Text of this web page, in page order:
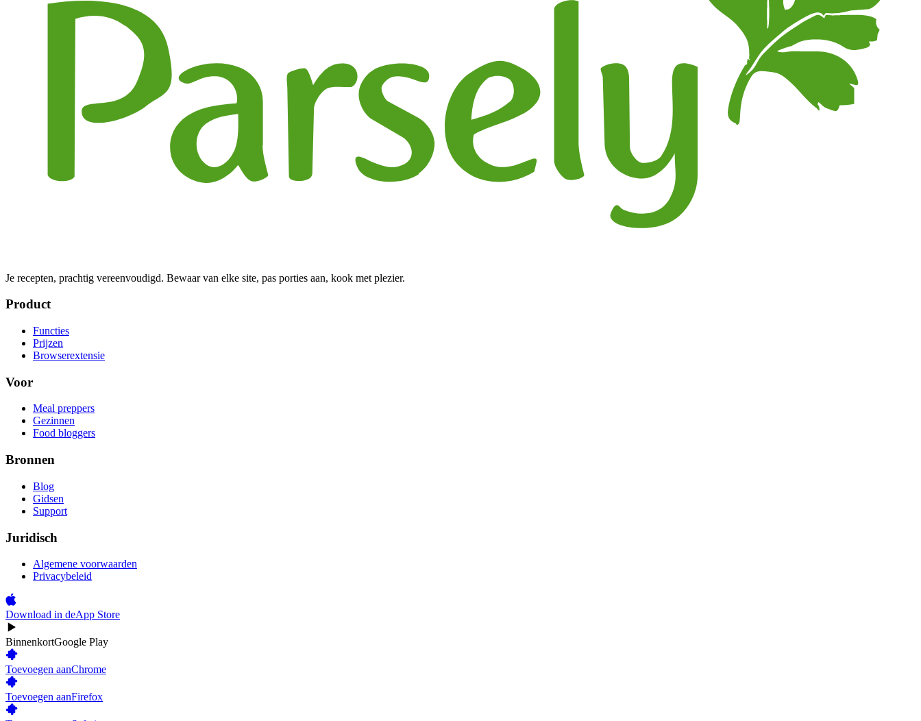
Je recepten, prachtig vereenvoudigd. Bewaar van elke site, pas porties aan, kook met plezier.
Product
Functies
Prijzen
Browserextensie
Voor
Meal preppers
Gezinnen
Food bloggers
Bronnen
Blog
Gidsen
Support
Juridisch
Algemene voorwaarden
Privacybeleid
Download in deApp Store
BinnenkortGoogle Play
Toevoegen aanChrome
Toevoegen aanFirefox